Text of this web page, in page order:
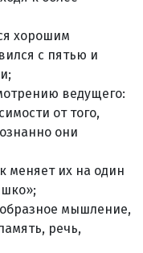
хорошим
с пятью и
ведущего:
от того,
они
меняет их на один
мышление,
речь,